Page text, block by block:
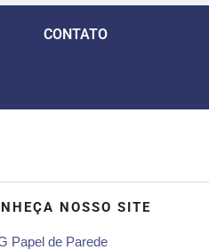
CONTATO
NOSSO SITE
Papel de Parede